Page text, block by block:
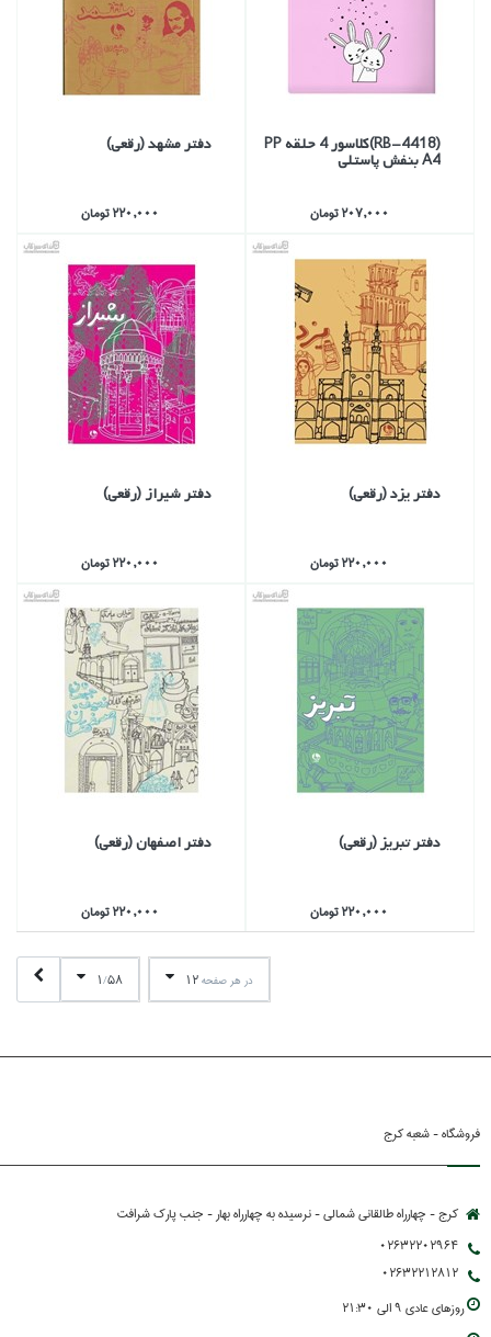
(RB-4418)كلاسور 4 حلقه PP
A4 بنفش پاستلي
207,000 تومان
دفتر مشهد (رقعي)
220,000 تومان
دفتر يزد (رقعي)
220,000 تومان
دفتر شيراز (رقعي)
220,000 تومان
دفتر تبريز (رقعي)
220,000 تومان
دفتر اصفهان (رقعي)
220,000 تومان
در هر صفحه12
1/58
فروشگاه - شعبه کرج
کرج - چهارراه طالقانی شمالی - نرسیده به چهارراه بهار - جنب پارك شرافت
02632202964
02632212812
روزهاي عادي 9 الي 21:30